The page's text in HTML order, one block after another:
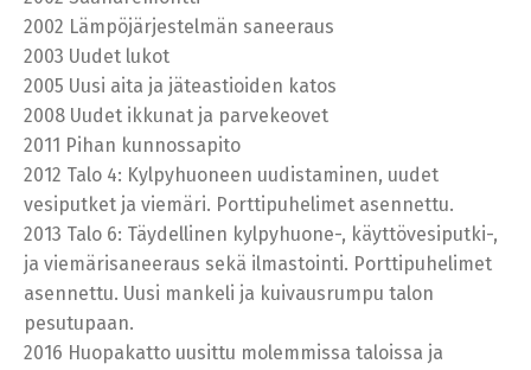
2002 Lämpöjärjestelmän saneeraus
2003 Uudet lukot
2005 Uusi aita ja jäteastioiden katos
2008 Uudet ikkunat ja parvekeovet
2011 Pihan kunnossapito
2012 Talo 4: Kylpyhuoneen uudistaminen, uudet
vesiputket ja viemäri. Porttipuhelimet asennettu.
2013 Talo 6: Täydellinen kylpyhuone-, käyttövesiputki-,
ja viemärisaneeraus sekä ilmastointi. Porttipuhelimet
asennettu. Uusi mankeli ja kuivausrumpu talon
pesutupaan.
2016 Huopakatto uusittu molemmissa taloissa ja